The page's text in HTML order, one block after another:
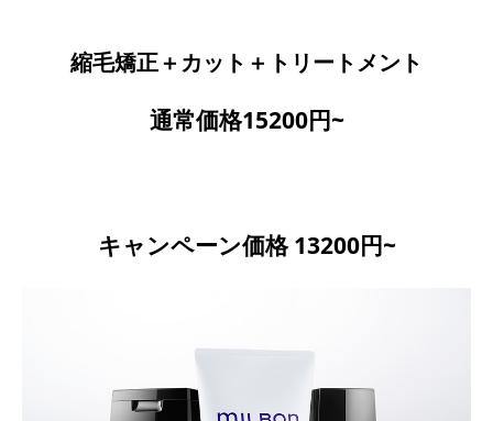
縮毛矯正＋カット＋トリートメント
通常価格15200円~
キャンペーン価格 13200円~